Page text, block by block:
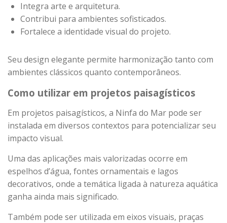
Integra arte e arquitetura.
Contribui para ambientes sofisticados.
Fortalece a identidade visual do projeto.
Seu design elegante permite harmonização tanto com
ambientes clássicos quanto contemporâneos.
Como utilizar em projetos paisagísticos
Em projetos paisagísticos, a Ninfa do Mar pode ser
instalada em diversos contextos para potencializar seu
impacto visual.
Uma das aplicações mais valorizadas ocorre em
espelhos d’água, fontes ornamentais e lagos
decorativos, onde a temática ligada à natureza aquática
ganha ainda mais significado.
Também pode ser utilizada em eixos visuais, praças